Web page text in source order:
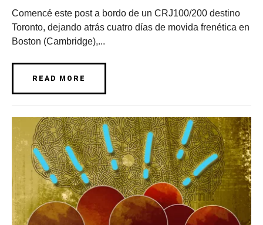
Comencé este post a bordo de un CRJ100/200 destino
Toronto, dejando atrás cuatro días de movida frenética en
Boston (Cambridge),...
READ MORE